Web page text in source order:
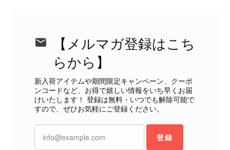
ではなかったため、ショックも大きかったです。 私は今後こちら
で購入することはないですが、同じような思いをする購入者が出
ないよう、商品の状態をより正確に記載し、見えない部分も含め
て写真や説明で分かるよう改善していただきたいです。
この度は、楽しみにお待ちいただいた
りお詫び申し上げます。お受け取りに
【メルマガ登録はこち
らから】
新入荷アイテムや期間限定キャンペーン、クーポ
ンコードなど、お得で嬉しい情報をいち早くお届
けいたします！ 登録は無料・いつでも解除可能で
すので、ぜひお気軽にご登録ください。
登録